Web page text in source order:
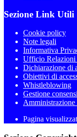
Sezione Link Utili
Cookie policy
Note legali
Informativa
Ufficio
Dichiarazione di
Obiettivi di
Whistleblowing
Gestione
Amministrazione
Pagina